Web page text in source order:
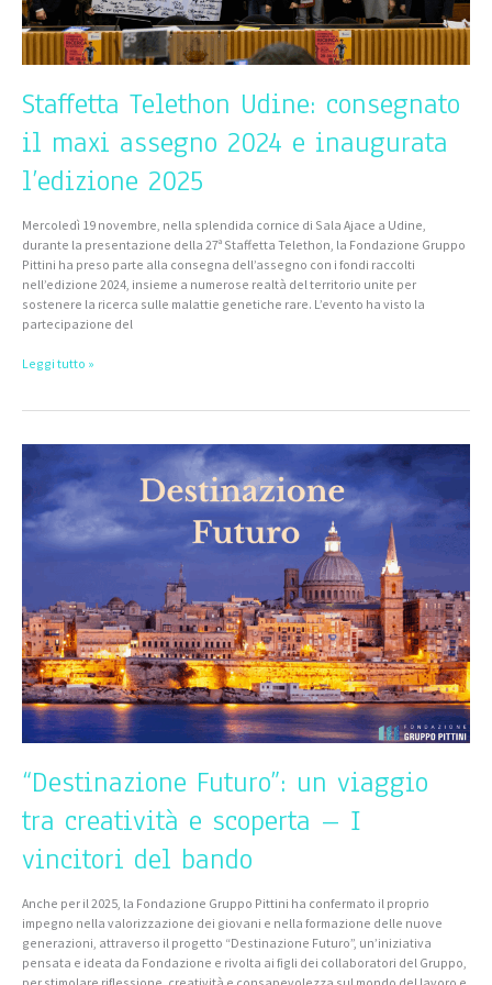
Staffetta Telethon Udine: consegnato
il maxi assegno 2024 e inaugurata
l’edizione 2025
Mercoledì 19 novembre, nella splendida cornice di Sala Ajace a Udine,
durante la presentazione della 27ª Staffetta Telethon, la Fondazione Gruppo
Pittini ha preso parte alla consegna dell’assegno con i fondi raccolti
nell’edizione 2024, insieme a numerose realtà del territorio unite per
sostenere la ricerca sulle malattie genetiche rare. L’evento ha visto la
partecipazione del
Leggi tutto »
“Destinazione Futuro”: un viaggio
tra creatività e scoperta – I
vincitori del bando
Anche per il 2025, la Fondazione Gruppo Pittini ha confermato il proprio
impegno nella valorizzazione dei giovani e nella formazione delle nuove
generazioni, attraverso il progetto “Destinazione Futuro”, un’iniziativa
pensata e ideata da Fondazione e rivolta ai figli dei collaboratori del Gruppo,
Futuro”:
viaggio
tra
creatività
–
I
vincitori
del
bando